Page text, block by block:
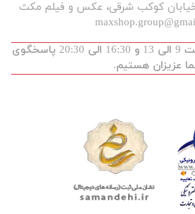
شنبه تا پنجشنبه از ساعت 9 الی 13 و 16:30 الی 20:30 پاسخگوی
عزیزان هستیم.